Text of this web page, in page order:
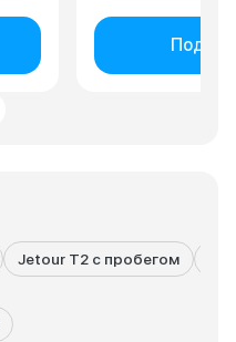
Jetour T2 с пробегом